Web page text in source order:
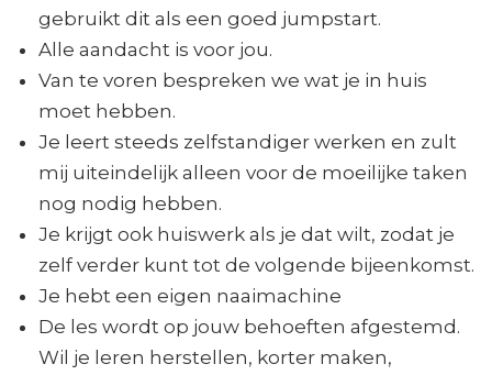
gebruikt dit als een goed jumpstart.
Alle aandacht is voor jou.
Van te voren bespreken we wat je in huis
moet hebben.
Je leert steeds zelfstandiger werken en zult
mij uiteindelijk alleen voor de moeilijke taken
nog nodig hebben.
Je krijgt ook huiswerk als je dat wilt, zodat je
zelf verder kunt tot de volgende bijeenkomst.
Je hebt een eigen naaimachine
De les wordt op jouw behoeften afgestemd.
Wil je leren herstellen, korter maken,